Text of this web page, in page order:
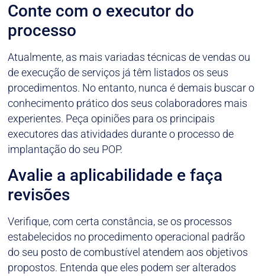
Conte com o executor do
processo
Atualmente, as mais variadas técnicas de vendas ou
de execução de serviços já têm listados os seus
procedimentos. No entanto, nunca é demais buscar o
conhecimento prático dos seus colaboradores mais
experientes. Peça opiniões para os principais
executores das atividades durante o processo de
implantação do seu POP.
Avalie a aplicabilidade e faça
revisões
Verifique, com certa constância, se os processos
estabelecidos no procedimento operacional padrão
do seu posto de combustível atendem aos objetivos
propostos. Entenda que eles podem ser alterados